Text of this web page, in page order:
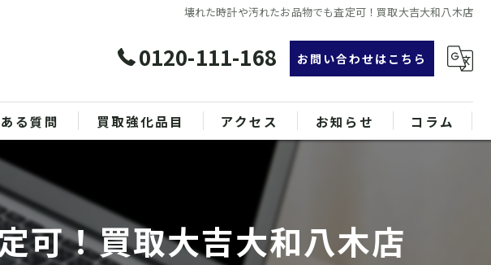
壊れた時計や汚れたお品物でも査定可！買取大吉大和八木店
0120-111-168 お問い合わせはこちら
る質問 買取強化品目
ブランド品
貴金属
アクセス お知らせ コラム
可！買取大吉大和八木店